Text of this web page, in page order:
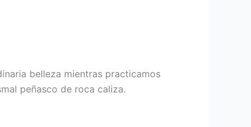
belleza mientras practicamos
peñasco de roca caliza.